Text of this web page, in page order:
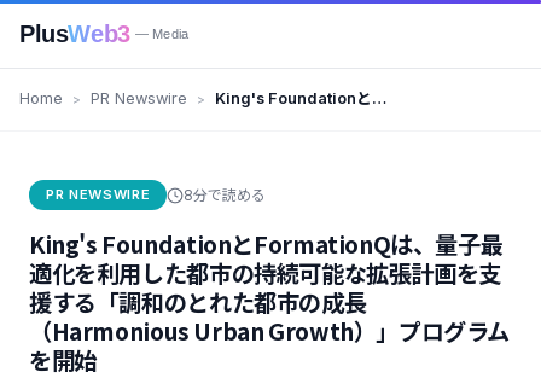
PlusWeb3 — Media
Home PR Newswire
King's Foundationと
成長（Harmonious Urban
PR NEWSWIRE 8分で読める
King's FoundationとFormationQは、量子最
適化を利用した都市の持続可能な拡張計画を支
援する「調和のとれた都市の成長
（Harmonious Urban Growth）」プログラム
を開始